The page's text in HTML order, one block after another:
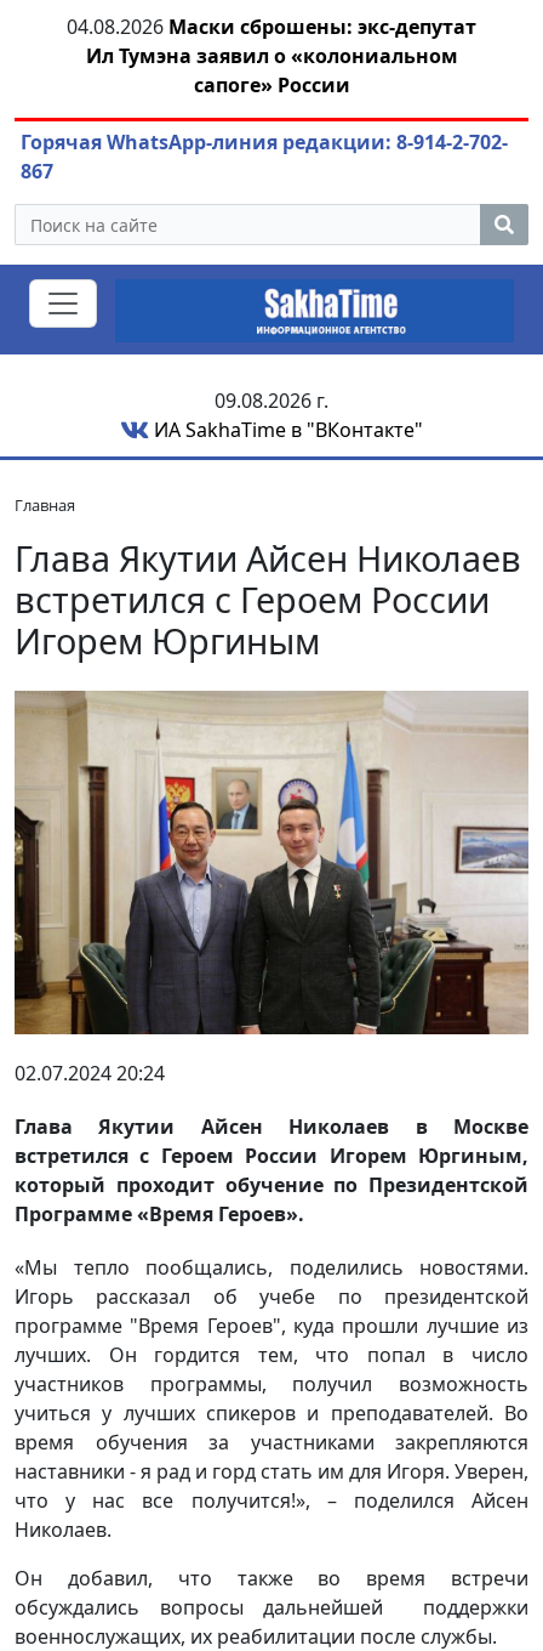
04.08.2026 Маски сброшены: экс-депутат
Ил Тумэна заявил о «колониальном
сапоге» России
Горячая WhatsApp-линия редакции: 8-914-2-702-
867
09.08.2026 г.
ИА SakhaTime в "ВКонтакте"
Главная
Глава Якутии Айсен Николаев
встретился с Героем России
Игорем Юргиным
02.07.2024 20:24
Глава Якутии Айсен Николаев в Москве
встретился с Героем России Игорем Юргиным,
который проходит обучение по Президентской
Программе «Время Героев».
«Мы тепло пообщались, поделились новостями.
Игорь рассказал об учебе по президентской
программе "Время Героев", куда прошли лучшие из
лучших. Он гордится тем, что попал в число
участников программы, получил возможность
учиться у лучших спикеров и преподавателей. Во
время обучения за участниками закрепляются
наставники - я рад и горд стать им для Игоря. Уверен,
что у нас все получится!», – поделился Айсен
Николаев.
Он добавил, что также во время встречи
обсуждались вопросы дальнейшей поддержки
военнослужащих, их реабилитации после службы.